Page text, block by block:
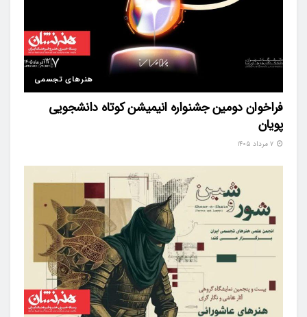
هنرهای تجسمی
فراخوان دومین جشنواره انیمیشن کوتاه دانشجویی
پویان